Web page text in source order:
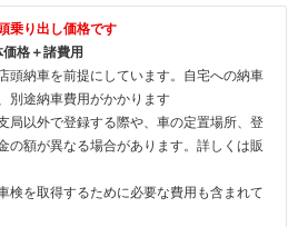
乗り出し価格です
格＋諸費用
頭納車を前提にしています。自宅への納車
別途納車費用がかかります
局以外で登録する際や、車の定置場所、登
の額が異なる場合があります。詳しくは販
検を取得するために必要な費用も含まれて